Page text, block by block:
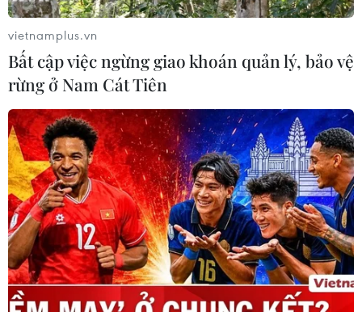
Argentina khẳng định tiếp tục đòi chủ
quyền quần đảo Malvinas
04/01/2016 00:10
vietnamplus.vn
Bất cập việc ngừng giao khoán quản lý, bảo vệ
rừng ở Nam Cát Tiên